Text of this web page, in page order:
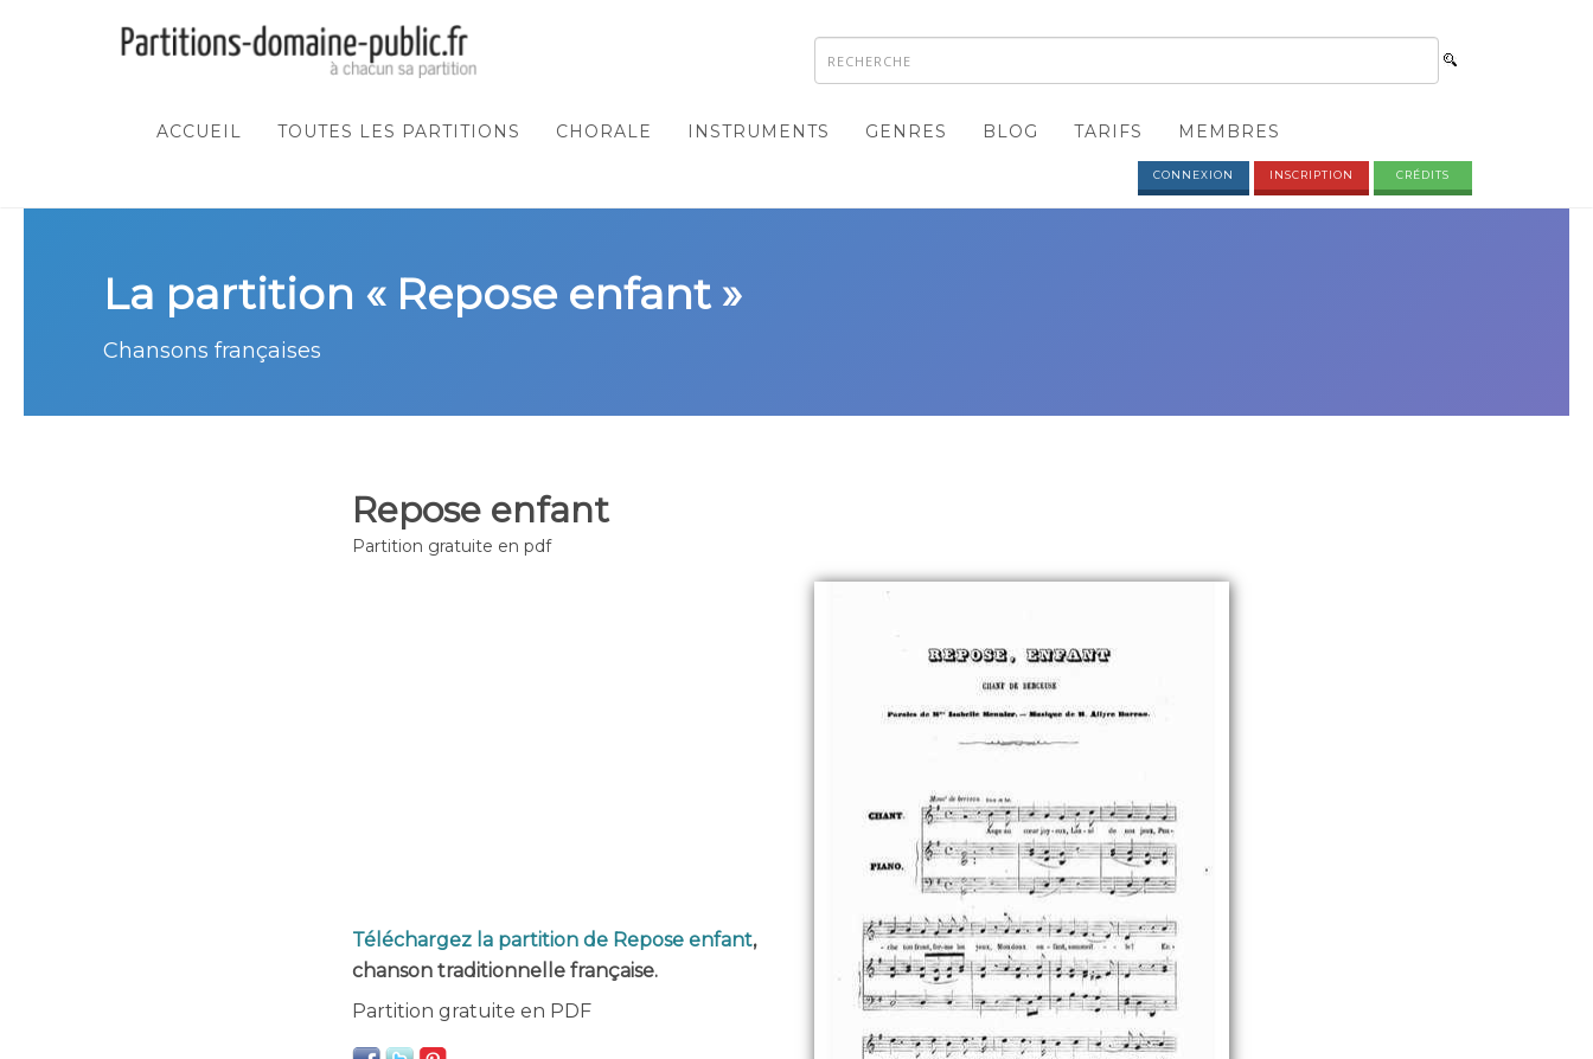
ACCUEIL TOUTES LES PARTITIONS CHORALE INSTRUMENTS GENRES BLOG TARIFS MEMBRES
CONNEXION INSCRIPTION CRÉDITS
La partition « Repose enfant »
Chansons françaises
Repose enfant
Partition gratuite en pdf
Téléchargez la partition de Repose enfant,
chanson traditionnelle française.
Partition gratuite en PDF